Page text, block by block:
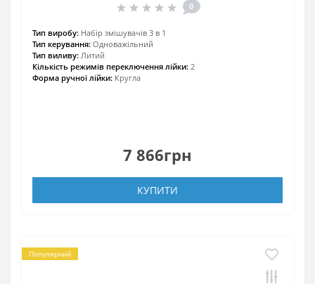
0
Тип виробу: Набір змішувачів 3 в 1
Тип керування: Одноважільний
Тип виливу: Литий
Кількість режимів переключення лійки: 2
Форма ручної лійки: Кругла
7 866грн
КУПИТИ
Популярний